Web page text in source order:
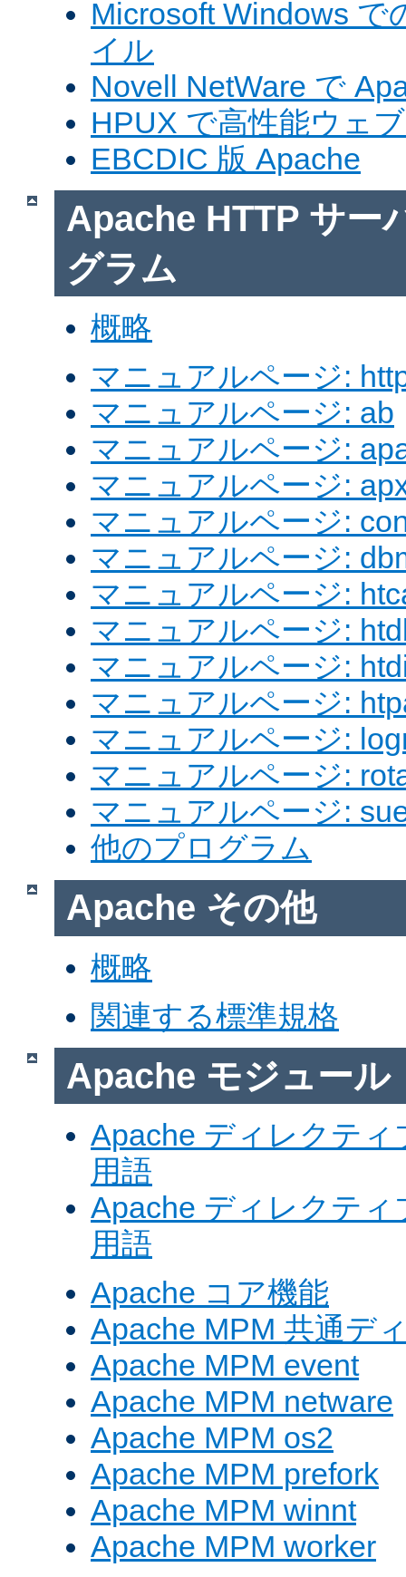
Microsoft Windows で
イル
Novell NetWare で
HPUX で高性能ウェ
EBCDIC 版 Apache
Apache HTTP サー
グラム
概略
マニュアルページ:
マニュアルページ: ab
マニュアルページ:
マニュアルページ:
マニュアルページ:
マニュアルページ:
マニュアルページ:
マニュアルページ:
マニュアルページ:
マニュアルページ:
マニュアルページ:
マニュアルページ:
マニュアルページ:
他のプログラム
Apache その他
概略
関連する標準規格
Apache モジュール
Apache ディレクテ
用語
Apache ディレクテ
用語
Apache コア機能
Apache MPM 共通デ
Apache MPM event
Apache MPM netware
Apache MPM os2
Apache MPM prefork
Apache MPM winnt
Apache MPM worker